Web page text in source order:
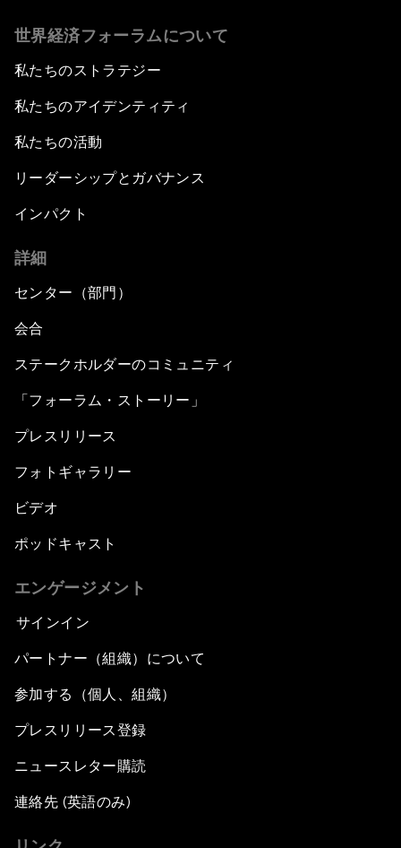
世界経済フォーラムについて
私たちのストラテジー
私たちのアイデンティティ
私たちの活動
リーダーシップとガバナンス
インパクト
詳細
センター（部門）
会合
ステークホルダーのコミュニティ
「フォーラム・ストーリー」
プレスリリース
フォトギャラリー
ビデオ
ポッドキャスト
エンゲージメント
サインイン
パートナー（組織）について
参加する（個人、組織）
プレスリリース登録
ニュースレター購読
連絡先 (英語のみ)